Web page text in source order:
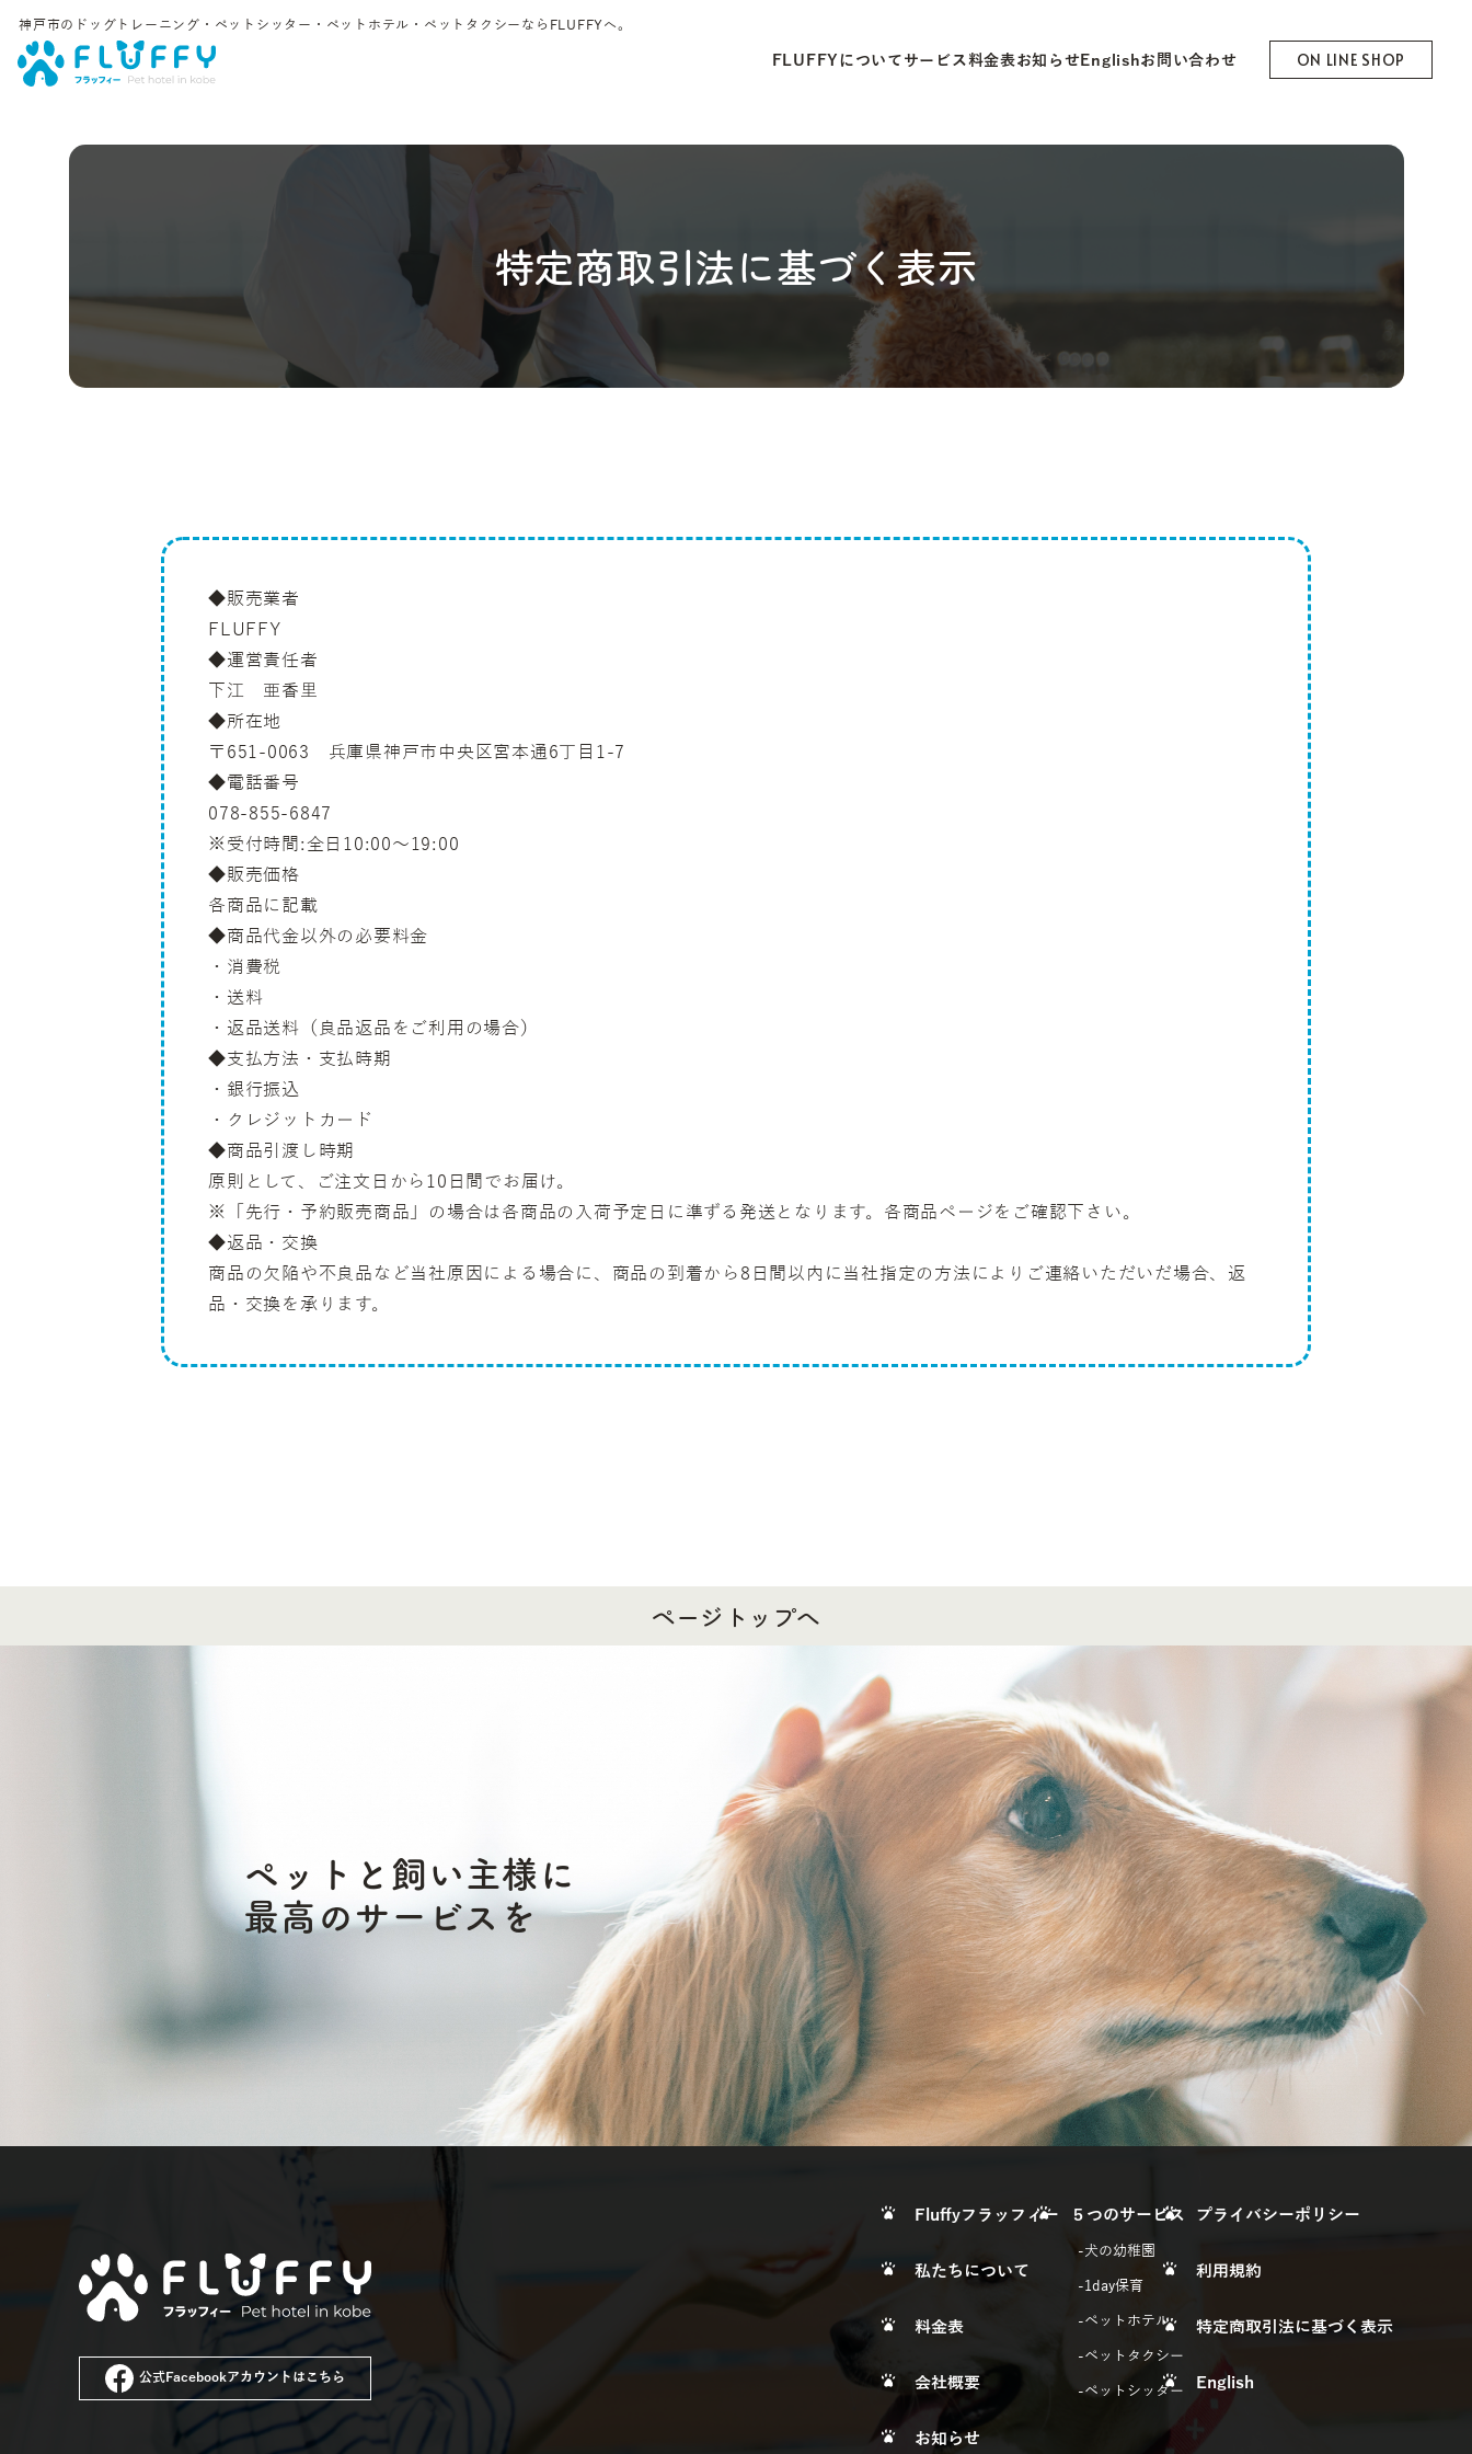
神戸市のドッグトレーニング・ペットシッター・ペットホテル・ ペットタクシーならFLUFFYへ。
FLUFFYについて サービス料金表お知らせ Englishお問い合わせ ON LINE SHOP
特定商取引法に基づく表示
◆販売業者
FLUFFY
◆運営責任者
下江 亜香里
◆所在地
〒651-0063 兵庫県神戸市中央区宮本通6丁目1-7
◆電話番号
078-855-6847
※受付時間:全日10:00～19:00
◆販売価格
各商品に記載
◆商品代金以外の必要料金
・消費税
・送料
・返品送料（良品返品をご利用の場合）
◆支払方法・支払時期
・銀行振込
・クレジットカード
◆商品引渡し時期
原則として、ご注文日から10日間でお届け。
※「先行・予約販売商品」の場合は各商品の入荷予定日に準ずる発送となります。各商品ページをご確認下さい。
◆返品・交換
商品の欠陥や不良品など当社原因による場合に、商品の到着から8日間以内に当社指定の方法によりご連絡いただいだ場合、返
品・交換を承ります。
ページトップへ
ペットと飼い主様に
最高のサービスを
公式Facebookアカウントはこちら
Fluffyフラッフィー
私たちについて
料金表
会社概要
お知らせ
５つのサービス
犬の幼稚園
1day保育
ペットホテル
ペットタクシー
ペットシッター
プライバシーポリシー
利用規約
特定商取引法に基づく表示
English